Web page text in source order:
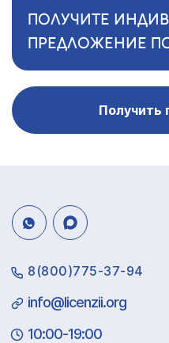
ПОЛУЧИТЕ
ПРЕДЛОЖЕНИЕ
Получить
8(800)775-37-94
info@licenzii.org
10:00-19:00